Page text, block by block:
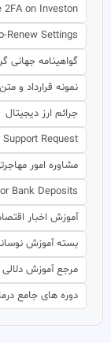
2FA on Investon
Renew Settings
گواهینامه جهانی
نمونه قرارداد و
جرائم ارز دیجیتال
Request
مشاوره امور
Bank Deposits
آموزش اخبار
بسته آموزش
مرجع آموزش
دوره های جامع